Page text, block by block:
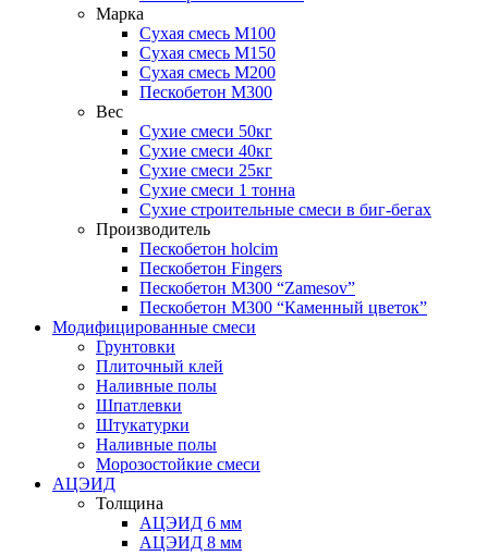
Марка
Сухая смесь М100
Сухая смесь М150
Сухая смесь М200
Пескобетон М300
Вес
Сухие смеси 50кг
Сухие смеси 40кг
Сухие смеси 25кг
Сухие смеси 1 тонна
Сухие строительные смеси в биг-бегах
Производитель
Пескобетон holcim
Пескобетон Fingers
Пескобетон М300 “Zamesov”
Пескобетон М300 “Каменный цветок”
Модифицированные смеси
Грунтовки
Плиточный клей
Наливные полы
Шпатлевки
Штукатурки
Наливные полы
Морозостойкие смеси
АЦЭИД
Толщина
АЦЭИД 6 мм
АЦЭИД 8 мм